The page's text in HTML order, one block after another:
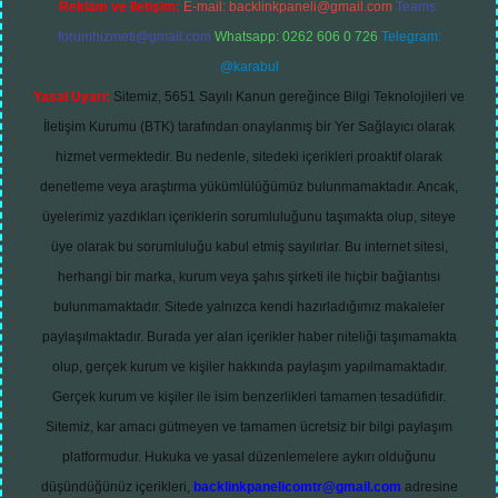
Reklam ve İletişim: E-mail: backlinkpaneli@gmail.com Teams:
forumhizmeti@gmail.com Whatsapp: 0262 606 0 726 Telegram:
@karabul
Yasal Uyarı: Sitemiz, 5651 Sayılı Kanun gereğince Bilgi Teknolojileri ve
İletişim Kurumu (BTK) tarafından onaylanmış bir Yer Sağlayıcı olarak
hizmet vermektedir. Bu nedenle, sitedeki içerikleri proaktif olarak
denetleme veya araştırma yükümlülüğümüz bulunmamaktadır. Ancak,
üyelerimiz yazdıkları içeriklerin sorumluluğunu taşımakta olup, siteye
üye olarak bu sorumluluğu kabul etmiş sayılırlar. Bu internet sitesi,
herhangi bir marka, kurum veya şahıs şirketi ile hiçbir bağlantısı
bulunmamaktadır. Sitede yalnızca kendi hazırladığımız makaleler
paylaşılmaktadır. Burada yer alan içerikler haber niteliği taşımamakta
olup, gerçek kurum ve kişiler hakkında paylaşım yapılmamaktadır.
Gerçek kurum ve kişiler ile isim benzerlikleri tamamen tesadüfidir.
Sitemiz, kar amacı gütmeyen ve tamamen ücretsiz bir bilgi paylaşım
platformudur. Hukuka ve yasal düzenlemelere aykırı olduğunu
düşündüğünüz içerikleri, backlinkpanelicomtr@gmail.com adresine